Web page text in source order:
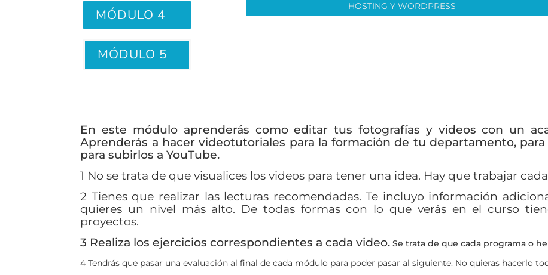
MÓDULO 4
MÓDULO 5
HOSTING Y WORDPRESS
En este módulo aprenderás como editar tus fotografías y videos con un
Aprenderás a hacer videotutoriales para la formación de tu departamento,
para subirlos a YouTube.
1 No se trata de que visualices los videos para tener una idea. Hay que trabajar
2 Tienes que realizar las lecturas recomendadas. Te incluyo información
quieres un nivel más alto. De todas formas con lo que verás en el curso
proyectos.
3 Realiza los ejercicios correspondientes a cada video. Se trata de que cada programa o
4 Tendrás que pasar una evaluación al final de cada módulo para poder pasar al siguiente. No quieras hacerlo